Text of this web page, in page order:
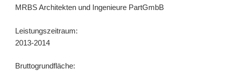
MRBS Architekten und Ingenieure PartGmbB
Leistungszeitraum:
2013-2014
Bruttogrundfläche: